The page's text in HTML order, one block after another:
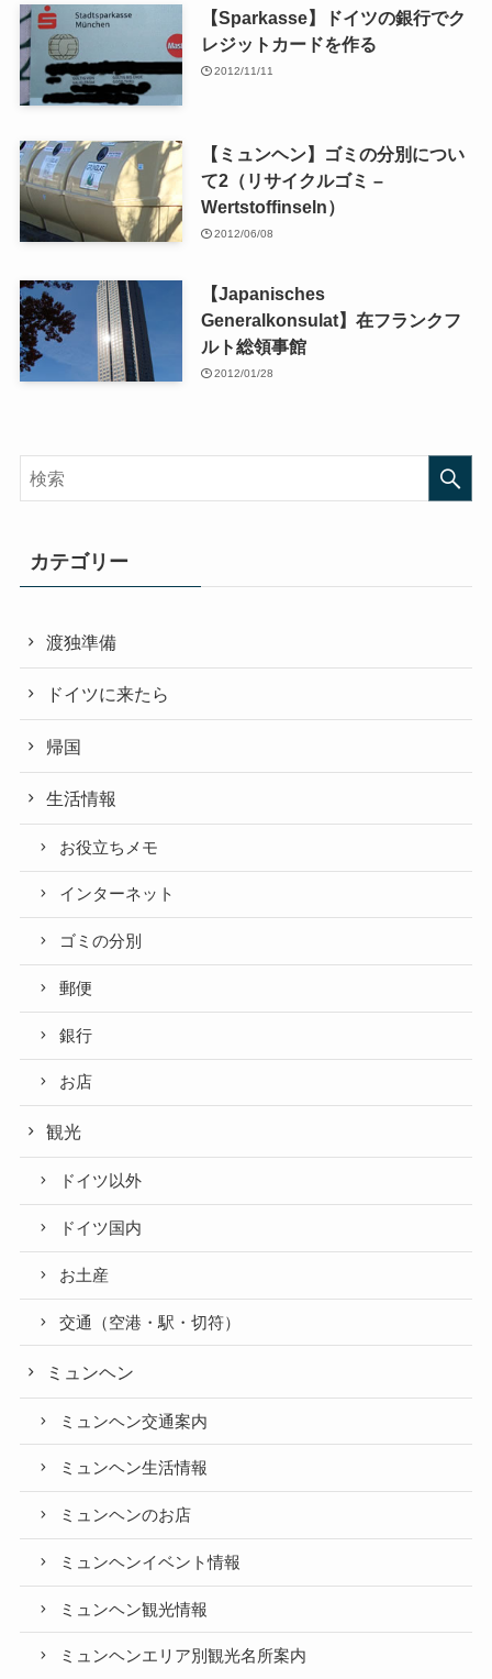
【Sparkasse】ドイツの銀行でク
レジットカードを作る
2012/11/11
【ミュンヘン】ゴミの分別につい
て2（リサイクルゴミ –
Wertstoffinseln）
2012/06/08
【Japanisches
Generalkonsulat】在フランクフ
ルト総領事館
2012/01/28
カテゴリー
渡独準備
ドイツに来たら
帰国
生活情報
お役立ちメモ
インターネット
ゴミの分別
郵便
銀行
お店
観光
ドイツ以外
ドイツ国内
お土産
交通（空港・駅・切符）
ミュンヘン
ミュンヘン交通案内
ミュンヘン生活情報
ミュンヘンのお店
ミュンヘンイベント情報
ミュンヘン観光情報
ミュンヘンエリア別観光名所案内